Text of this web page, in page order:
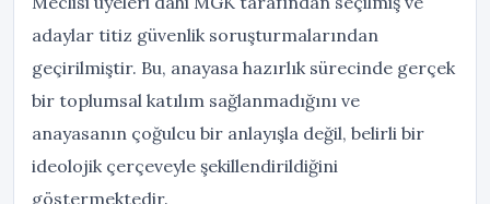
adaylar titiz güvenlik soruşturmalarından
geçirilmiştir. Bu, anayasa hazırlık sürecinde gerçek
bir toplumsal katılım sağlanmadığını ve
anayasanın çoğulcu bir anlayışla değil, belirli bir
ideolojik çerçeveyle şekillendirildiğini
göstermektedir.